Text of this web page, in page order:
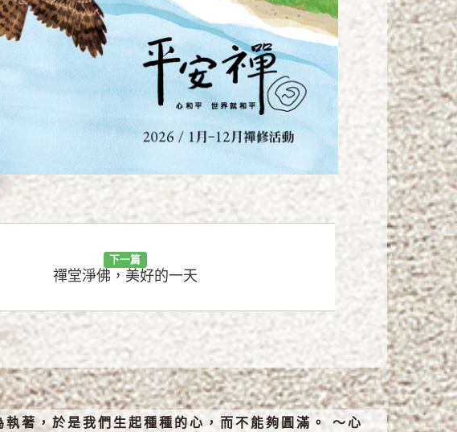
下一篇
禪堂淨佛，美好的一天
著，於是我們生起種種的心，而不能夠圓滿。 ～心